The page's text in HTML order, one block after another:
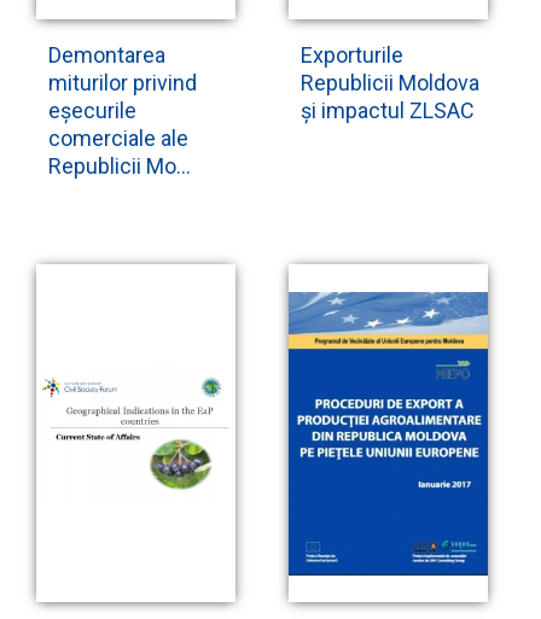
Demontarea
miturilor privind
eșecurile
comerciale ale
Republicii Mo...
Exporturile
Republicii Moldova
și impactul ZLSAC